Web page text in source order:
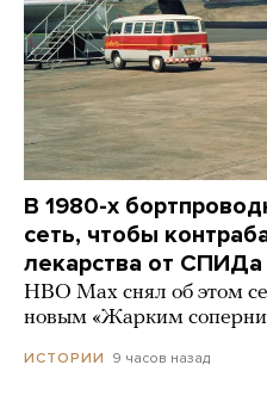
В 1980-х
сеть, чтобы
лекарства от СПИДа
HBO Max снял об этом
новым «Жарким
ИСТОРИИ 9 часов назад